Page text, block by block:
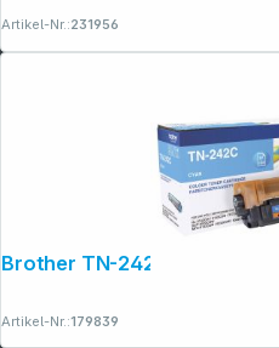
Artikel-Nr.:231956
Brother TN-242 C Toner cyan
Artikel-Nr.:179839